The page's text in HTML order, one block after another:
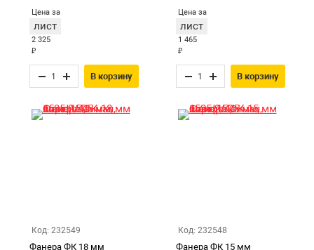
Цена за
лист
2 325
₽
В корзину
Цена за
лист
1 465
₽
В корзину
Код: 232549
Фанера ФК 18 мм
Код: 232548
Фанера ФК 15 мм